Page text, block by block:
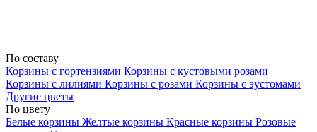
По составу
Корзины с гортензиями Корзины с кустовыми розами
Корзины с лилиями Корзины с розами Корзины с эустомами
Другие цветы
По цвету
Белые корзины Желтые корзины Красные корзины Розовые